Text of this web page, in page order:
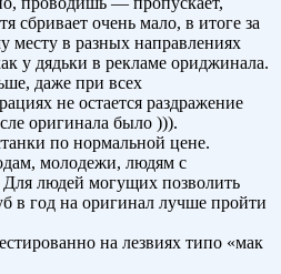
сбривает очень мало, в итоге за
месту в разных направлениях
у дядьки в рекламе ориджинала.
даже при всех
не остается раздражение
оригинала было ))).
по нормальной цене.
молодежи, людям с
людей могущих позволить
в год на оригинал лучше пройти
на лезвиях типо «мак